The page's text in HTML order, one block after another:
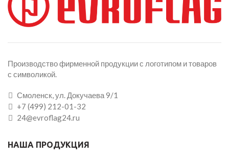
Производство фирменной продукции с логотипом и товаров
с символикой.
Смоленск, ул. Докучаева 9/1
+7 (499) 212-01-32
24@evroflag24.ru
НАША ПРОДУКЦИЯ